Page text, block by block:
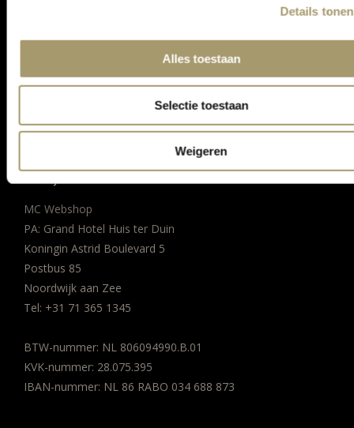
Details tonen
Alles toestaan
Selectie toestaan
Weigeren
ALGEMENE VOORWAARDEN
MC Webshop
PA: Grand Hotel Huis ter Duin
Koningin Astrid Boulevard 5
Postbus 85
Noordwijk aan Zee
Tel: +31 71 365 1345
BTW-nummer: NL 806094990.B.01
KVK-nummer: 28.075.395
IBAN-nummer: NL 86 RABO 034 688 873